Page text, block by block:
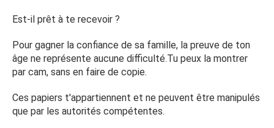
Est-il prêt à te recevoir ?
Pour gagner la confiance de sa famille, la preuve de ton
âge ne représente aucune difficulté.Tu peux la montrer
par cam, sans en faire de copie.
Ces papiers t'appartiennent et ne peuvent être manipulés
que par les autorités compétentes.